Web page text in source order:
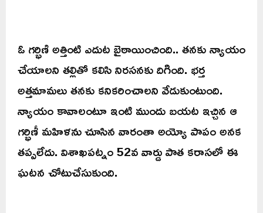
ఓ గర్భిణి అత్తింటి ఎదుట బైఠాయించింది.. తనకు న్యాయం
చేయాలని తల్లితో కలిసి నిరసనకు దిగింది. భర్త
అత్తమామలు తనకు కనికరించాలని వేడుకుంటుంది.
న్యాయం కావాలంటూ ఇంటి ముందు బయట ఇచ్చిన ఆ
గర్భిణీ మహిళను చూసిన వారంతా అయ్యో పాపం అనక
తప్పలేదు. విశాఖపట్నం 52వ వార్డు పాత కరాసలో ఈ
ఘటన చోటుచేసుకుంది.